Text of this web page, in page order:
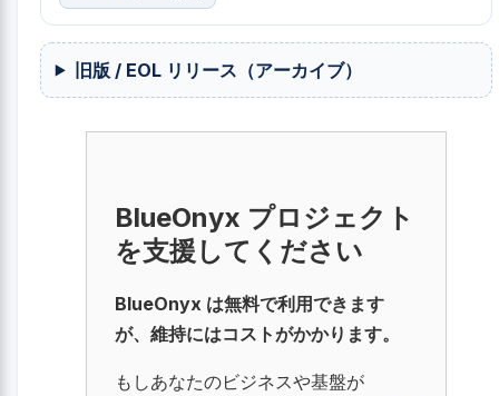
旧版 / EOL リリース（アーカイブ）
BlueOnyx プロジェクト
を支援してください
BlueOnyx は無料で利用できます
が、維持にはコストがかかります。
もしあなたのビジネスや基盤が